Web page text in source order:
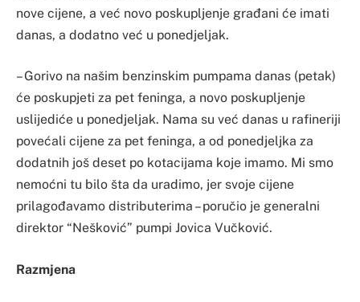
nove cijene, a već novo poskupljenje građani će imati
danas, a dodatno već u ponedjeljak.
– Gorivo na našim benzinskim pumpama danas (petak)
će poskupjeti za pet feninga, a novo poskupljenje
uslijediće u ponedjeljak. Nama su već danas u rafineriji
povećali cijene za pet feninga, a od ponedjeljka za
dodatnih još deset po kotacijama koje imamo. Mi smo
nemoćni tu bilo šta da uradimo, jer svoje cijene
prilagođavamo distributerima – poručio je generalni
direktor “Nešković” pumpi Jovica Vučković.
Razmjena